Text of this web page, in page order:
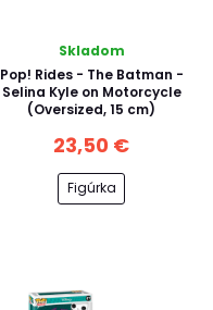
Skladom
Pop! Rides - The Batman -
Selina Kyle on Motorcycle
(Oversized, 15 cm)
23,50 €
Figúrka